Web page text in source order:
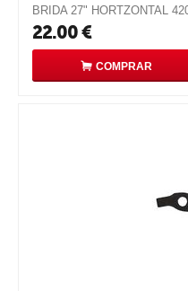
BRIDA 27" HORTZONTAL
22.00€
COMPRAR